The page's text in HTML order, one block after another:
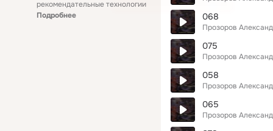
рекомендательные технологии
Подробнее
068
Прозоров
075
Прозоров
058
Прозоров
065
Прозоров